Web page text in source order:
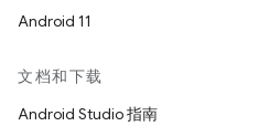
Android 11
文档和下载
Android Studio 指南